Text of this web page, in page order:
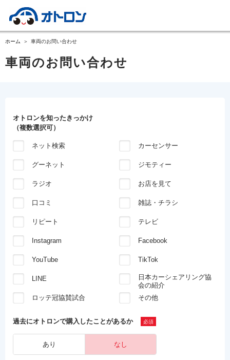
ホーム 車両のお問い合わせ
車両のお問い合わせ
オトロンを知ったきっかけ
（複数選択可）
ネット検索 カーセンサー
グーネット ジモティー
ラジオ お店を見て
口コミ 雑誌・チラシ
リピート テレビ
Instagram Facebook
YouTube TikTok
LINE
日本カーシェアリング協
会の紹介
ロッテ冠協賛試合
その他
過去にオトロンで購入したことがあるか
あり なし